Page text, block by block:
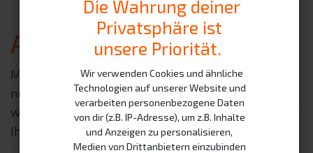
Auszeichnungen
Mit Ihren Fragen und Antworten gewinnen Sie nicht
nur an Reputation, Sie erhalten auch Abzeichen,
wenn Sie besonders hilfreich sind. Diese werden auf
Ihrer Profilseite und in Ihren Beiträgen angezeigt.
Die Wahrung deiner
Privatsphäre ist
unsere Priorität.
Wir verwenden Cookies und ähnliche
Technologien auf unserer Website und
verarbeiten personenbezogene Daten
von dir (z.B. IP-Adresse), um z.B. Inhalte
und Anzeigen zu personalisieren,
Medien von Drittanbietern einzubinden